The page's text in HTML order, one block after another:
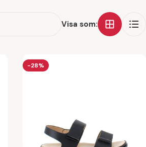
Visa som:
-28%